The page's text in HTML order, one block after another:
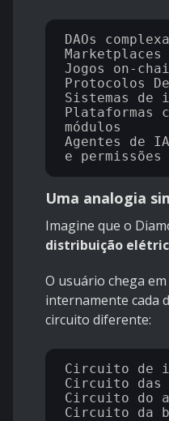
DAOs
Marketplaces
Jogos on-
Protocolos
Sistemas de
Plataformas
módulos
Agentes de
Uma analogia
Imagine que o
distribuição
O usuário chega
internamente cada
circuito diferente:
Circuito de
Circuito das
Circuito do
Circuito da